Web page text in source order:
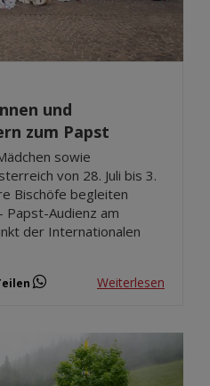
und
zum Papst
sowie
von 28. Juli bis 3.
Bischöfe begleiten
Papst-Audienz am
der Internationalen
Weiterlesen